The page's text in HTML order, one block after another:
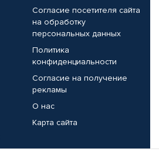
Согласие посетителя сайта
на обработку
персональных данных
Политика
конфиденциальности
Согласие на получение
рекламы
О нас
Карта сайта